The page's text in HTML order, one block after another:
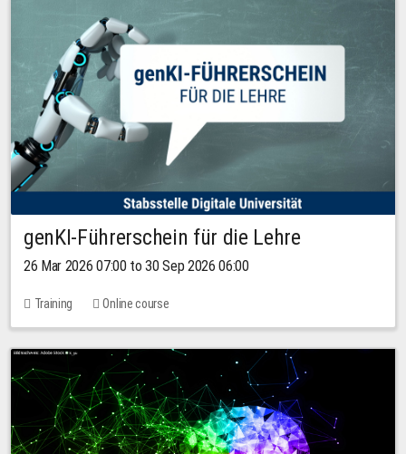
genKI-Führerschein für die Lehre
26 Mar 2026 07:00 to 30 Sep 2026 06:00
Training Online course